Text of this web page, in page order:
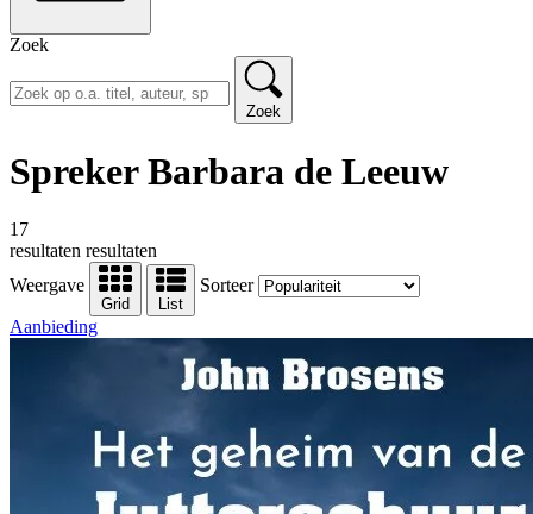
Zoek
Zoek
Spreker Barbara de Leeuw
17
resultaten resultaten
Weergave
Grid List
Sorteer
Aanbieding